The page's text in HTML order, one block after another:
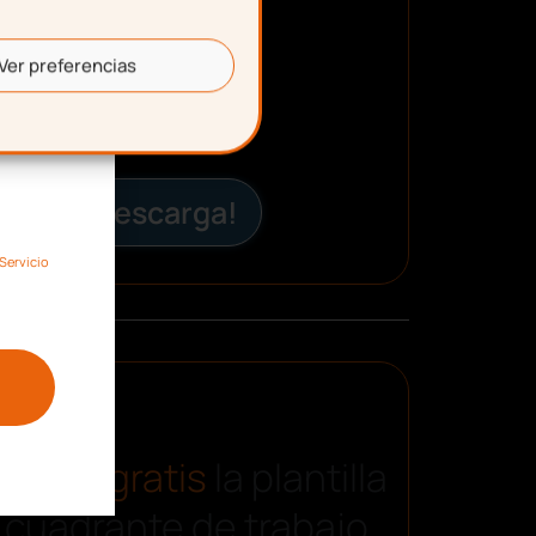
preferencias
¡Descarga!
gratis